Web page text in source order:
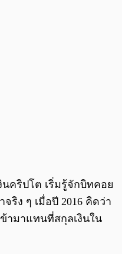
คริปโต เริ่มรู้จักบิทคอย
ริง ๆ เมื่อปี 2016 คิดว่า
ามาแทนที่สกุลเงินใน